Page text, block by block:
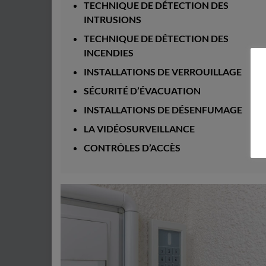
TECHNIQUE DE DÉTECTION DES
INTRUSIONS
TECHNIQUE DE DÉTECTION DES
INCENDIES
INSTALLATIONS DE VERROUILLAGE
SÉCURITÉ D’ÉVACUATION
INSTALLATIONS DE DÉSENFUMAGE
LA VIDÉOSURVEILLANCE
CONTRÔLES D’ACCÈS